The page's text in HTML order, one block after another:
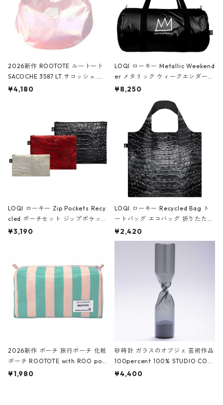
2026新作 ROOTOTE ルートート
SACOCHE 3587 LT.サコッシュ.ル
ミエ-B ショルダーバッグ グロスピ
¥4,180
LOQI ローキー Metallic Weekend
er メタリック ウィークエンダー
ボストンバッグ ショルダーバッグ
Black ジャン=ミッシェル・バスキ
ア/クラウン ブラック
¥8,250
LOQI ローキー Zip Pockets Recy
cled ポーチセット ジップポケット
ファスナーポーチ 撥水加工 トラベ
ーガンディー、オフホワイト
¥3,190
LOQI ローキー Recycled Bag ト
ートバッグ エコバッグ 折りたたみ
大きめ 撥水加工 収納ポーチ CRO
CODILE/Black クロコダイル/ブラ
¥2,420
2026新作 ポーチ 旅行ポーチ 化粧
ポーチ ROOTOTE with ROO pou
ch 3532 ルートート WR.ポーチ.ラ
¥1,980
砂時計 ガラスのオブジェ 芸術作品
100percent 100% STUDIO COH
AKU Timeless 100パーセント ス
¥4,400